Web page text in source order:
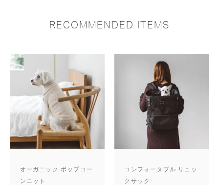
RECOMMENDED ITEMS
オーガニック ポップコー
ンニット
コンフォータブル リュッ
クサック